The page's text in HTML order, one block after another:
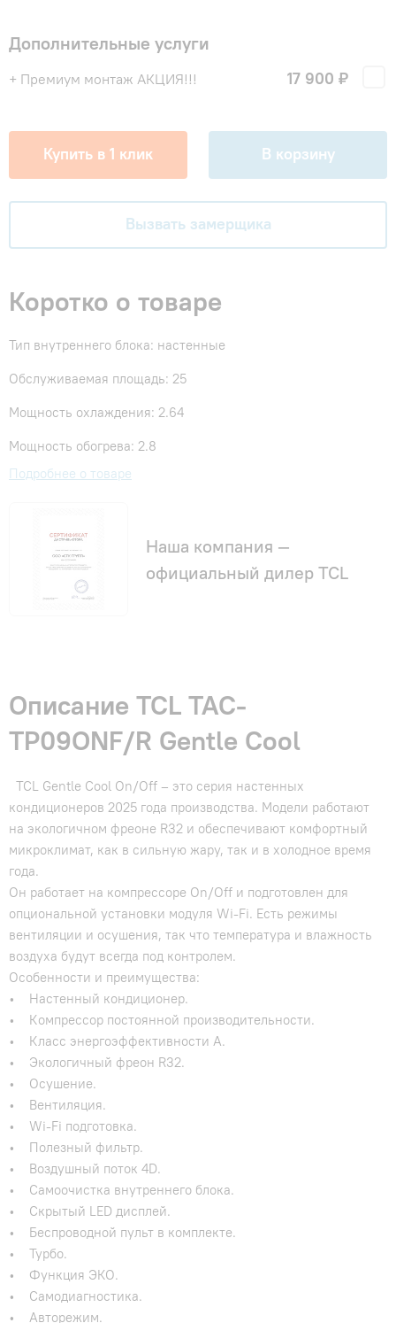
Дополнительные услуги
+ Премиум монтаж АКЦИЯ!!! 17 900 ₽
Купить в 1 клик В корзину
Вызвать замерщика
Коротко о товаре
Тип внутреннего блока: настенные
Обслуживаемая площадь: 25
Мощность охлаждения: 2.64
Мощность обогрева: 2.8
Подробнее о товаре
Наша компания —
официальный дилер TCL
Описание TCL TAC-
TP09ONF/R Gentle Cool
TCL Gentle Cool On/Off – это серия настенных
кондиционеров 2025 года производства. Модели работают
на экологичном фреоне R32 и обеспечивают комфортный
микроклимат, как в сильную жару, так и в холодное время
года.
Он работает на компрессоре On/Off и подготовлен для
опциональной установки модуля Wi-Fi. Есть режимы
вентиляции и осушения, так что температура и влажность
воздуха будут всегда под контролем.
Особенности и преимущества:
• Настенный кондиционер.
• Компрессор постоянной производительности.
• Класс энергоэффективности А.
• Экологичный фреон R32.
• Осушение.
• Вентиляция.
• Wi-Fi подготовка.
• Полезный фильтр.
• Воздушный поток 4D.
• Самоочистка внутреннего блока.
• Скрытый LED дисплей.
• Беспроводной пульт в комплекте.
• Турбо.
• Функция ЭКО.
• Самодиагностика.
• Авторежим.